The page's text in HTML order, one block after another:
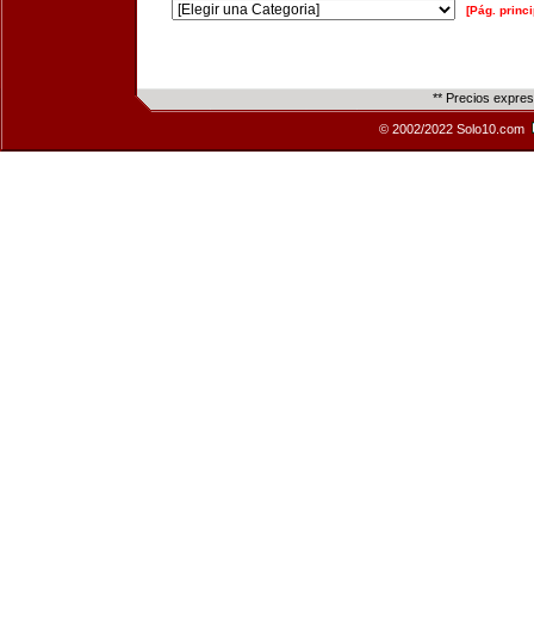
[Pág.
** Precios
© 2002/2022 Solo10.com